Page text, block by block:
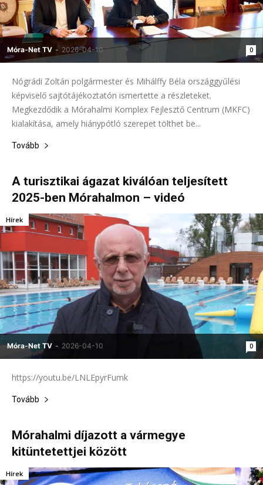
Móra-Net TV - 2026-04-10 0
Nógrádi Zoltán polgármester és Mihálffy Béla országgyűlési
képviselő sajtótájékoztatón ismertette a részleteket.
Megkezdődik a Mórahalmi Komplex Fejlesztő Centrum (MKFC)
kialakítása, amely hiánypótló szerepet tölthet be...
Tovább
A turisztikai ágazat kiválóan teljesített
2025-ben Mórahalmon – videó
Móra-Net TV - 2026-04-10 0
Hírek
https://youtu.be/LNLEpyrFumk
Tovább
Mórahalmi díjazott a vármegye
kitüntetettjei között
Hírek